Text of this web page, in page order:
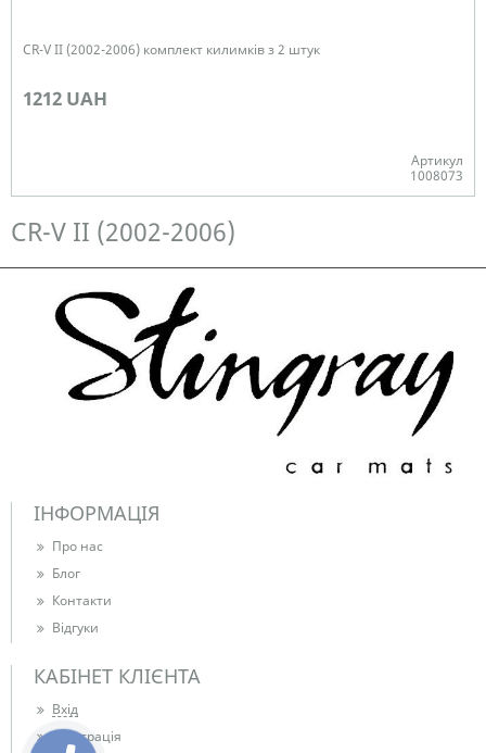
CR-V II (2002-2006) комплект килимків з 2 штук
1212 UAH
Артикул
1008073
CR-V II (2002-2006)
ІНФОРМАЦІЯ
Про нас
Блог
Контакти
Відгуки
КАБІНЕТ КЛІЄНТА
Вхід
Реєстрація